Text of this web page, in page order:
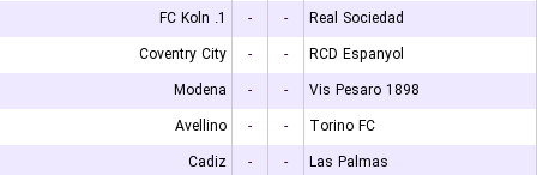
1. FC Koln
- -
Real Sociedad
Coventry City
- -
RCD Espanyol
Modena
- -
Vis Pesaro 1898
Avellino
- -
Torino FC
Cadiz
- -
Las Palmas